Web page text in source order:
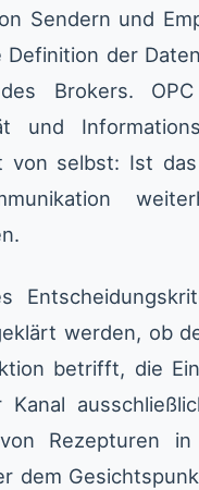
Sendern und
Definition der
Brokers.
und
von selbst: Ist
werden, ob
betrifft, die
Rezepturen
dem